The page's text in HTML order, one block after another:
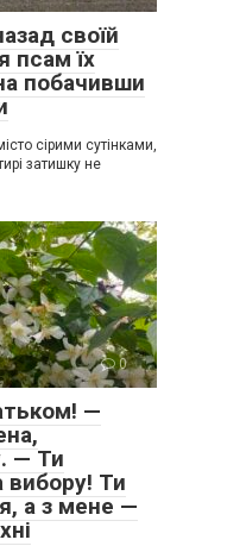
своїй
псам їх
побачивши
сірими сутінками,
затишку не
0
—
— Ти
вибору! Ти
а з мене —